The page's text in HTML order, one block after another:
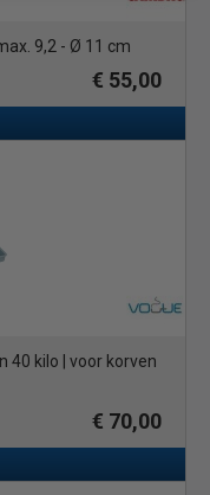
9,2 - Ø 11 cm
€ 55,00
40 kilo | voor korven
€ 70,00